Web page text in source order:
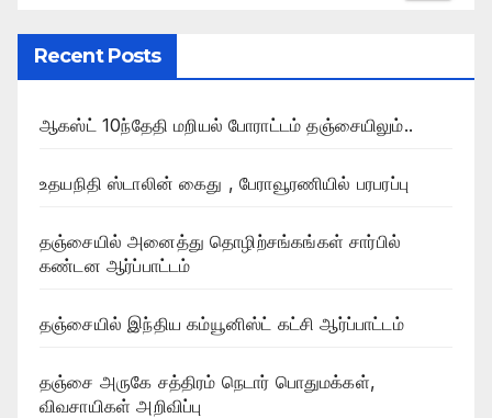
Recent Posts
ஆகஸ்ட் 10ந்தேதி மறியல் போராட்டம் தஞ்சையிலும்..
உதயநிதி ஸ்டாலின் கைது , பேராவூரணியில் பரபரப்பு
தஞ்சையில் அனைத்து தொழிற்சங்கங்கள் சார்பில்
கண்டன ஆர்ப்பாட்டம்
தஞ்சையில் இந்திய கம்யூனிஸ்ட் கட்சி ஆர்ப்பாட்டம்
தஞ்சை அருகே சத்திரம் நெடார் பொதுமக்கள்,
விவசாயிகள் அறிவிப்பு